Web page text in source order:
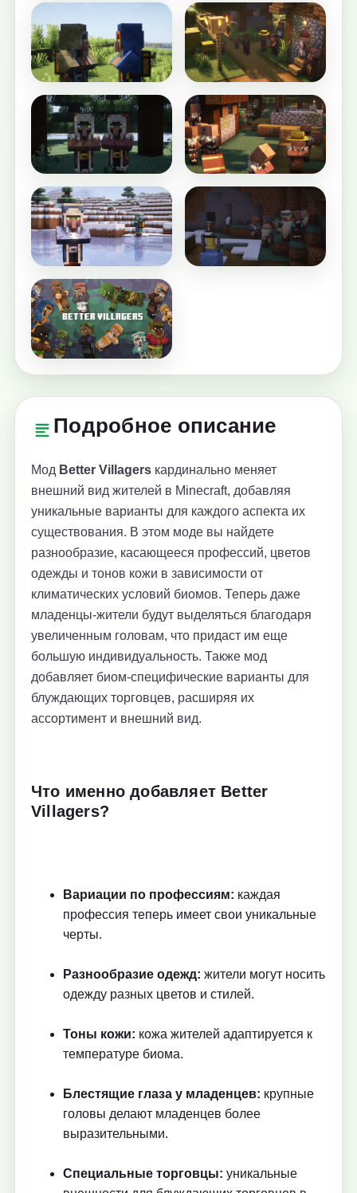
Подробное описание
Мод Better Villagers кардинально меняет
внешний вид жителей в Minecraft, добавляя
уникальные варианты для каждого аспекта их
существования. В этом моде вы найдете
разнообразие, касающееся профессий, цветов
одежды и тонов кожи в зависимости от
климатических условий биомов. Теперь даже
младенцы-жители будут выделяться благодаря
увеличенным головам, что придаст им еще
большую индивидуальность. Также мод
добавляет биом-специфические варианты для
блуждающих торговцев, расширяя их
ассортимент и внешний вид.
Что именно добавляет Better
Villagers?
Вариации по профессиям: каждая
профессия теперь имеет свои уникальные
черты.
Разнообразие одежд: жители могут носить
одежду разных цветов и стилей.
Тоны кожи: кожа жителей адаптируется к
температуре биома.
Блестящие глаза у младенцев: крупные
головы делают младенцев более
выразительными.
Специальные торговцы: уникальные